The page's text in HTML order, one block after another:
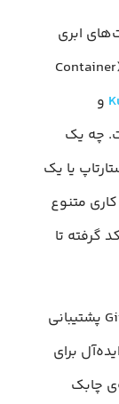
ابری
محلی، سیستم‌های ارکستراسیون کانتینر (Container
و
چه یک
یا یک
متنوع
گرفته تا
این پلتفرم به‌صورت پیش‌فرض از مخازن Git پشتیبانی
برای
چابک